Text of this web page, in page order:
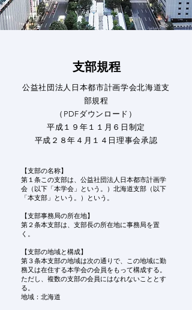
​支部規程
公益社団法人日本都市計画学会北海道支
部規程
​（PDFダウンロード）
平成１９年１１月６日制定
平成２８年４月１４日理事会承認
【支部の名称】
第１条この支部は、公益社団法人日本都市計画学
会（以下「本学会」という。）北海道支部（以下
「本支部」という。）という。
【支部事務局の所在地】
第２条本支部は、支部長の所在地に事務局を置
く。
【支部の地域と構成】
第３条本支部の地域は次の通りで、この地域に勤
務又は在住する本学会の会員をもって構成する。
ただし、複数の支部の会員にはなれないこととす
る。
地域：北海道